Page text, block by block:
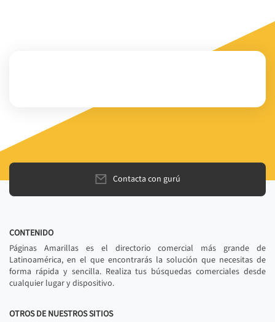
Contacta con gurú
CONTENIDO
Páginas Amarillas es el directorio comercial más grande de
Latinoamérica, en el que encontrarás la solución que necesitas de
forma rápida y sencilla. Realiza tus búsquedas comerciales desde
cualquier lugar y dispositivo.
OTROS DE NUESTROS SITIOS